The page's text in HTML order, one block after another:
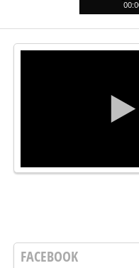
FACEBOOK